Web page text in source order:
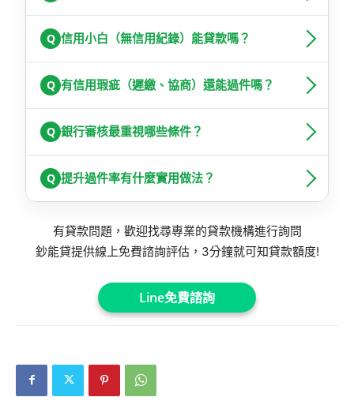
Q 信用小白（無信用紀錄）能貸款嗎？
Q 有信用瑕疵（遲繳、協商）還能過件嗎？
Q 銀行審核最重視哪些條件？
Q 提升過件率有什麼實用做法？
有貸款問題，歡迎找尋專業的貸款機構進行詢問
鈔能貸提供線上免費諮詢評估，3分鐘就可知貸款額度!
Line免費諮詢